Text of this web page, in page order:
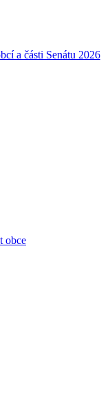
a části Senátu 2026
obce